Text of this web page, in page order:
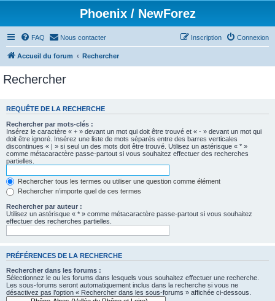
Phoenix / NewForez
FAQ Nous contacter Connexion
Inscription
Accueil du forum Rechercher
Rechercher
REQUÊTE DE LA RECHERCHE
Rechercher par mots-clés :
Insérez le caractère « + » devant un mot qui doit être trouvé et « - » devant un mot qui
doit être ignoré. Insérez une liste de mots séparés entre des barres verticales
discontinues « | » si seul un des mots doit être trouvé. Utilisez un astérisque « * »
comme métacaractère passe-partout si vous souhaitez effectuer des recherches
partielles.
Rechercher tous les termes ou utiliser une question comme élément
Rechercher n’importe quel de ces termes
Rechercher par auteur :
Utilisez un astérisque « * » comme métacaractère passe-partout si vous souhaitez
effectuer des recherches partielles.
PRÉFÉRENCES DE LA RECHERCHE
Rechercher dans les forums :
Sélectionnez le ou les forums dans lesquels vous souhaitez effectuer une recherche.
Les sous-forums seront automatiquement inclus dans la recherche si vous ne
désactivez pas l’option « Rechercher dans les sous-forums » affichée ci-dessous.